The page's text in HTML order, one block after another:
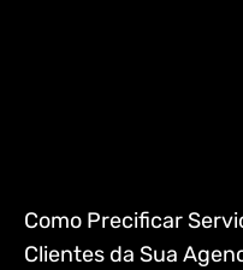
Como Precificar
Clientes da Sua